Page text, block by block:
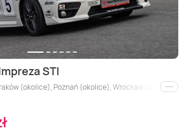
STI
(okolice), Poznań (okolice), Wrocław (okolice),
i inne